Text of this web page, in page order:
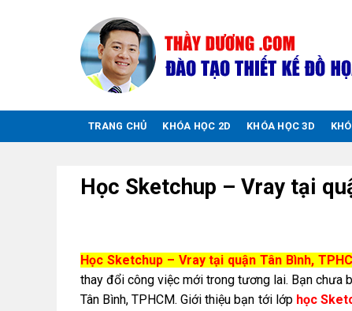
TRANG CHỦ KHÓA HỌC 2D KHÓA HỌC 3D
Học Sketchup – Vray tại
Học Sketchup – Vray tại quận Tân Bình,
thay đổi công việc mới trong tương lai. Bạn chưa
Tân Bình, TPHCM. Giới thiệu bạn tới lớp học